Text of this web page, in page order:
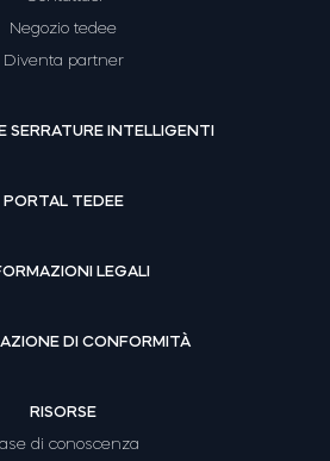
Negozio tedee
Diventa partner
SERRATURE INTELLIGENTI
PORTAL TEDEE
LEGALI
DI CONFORMITÀ
RISORSE
di conoscenza